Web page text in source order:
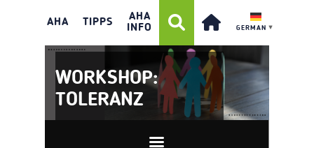
AHA TIPPS
AHA
INFO
GERMAN ▼
WORKSHOP:
TOLERANZ